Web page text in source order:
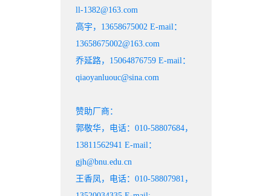
ll-1382@163.com
高宇，13658675002 E-mail：
13658675002@163.com
乔延路，15064876759 E-mail：
qiaoyanluouc@sina.com
赞助厂商：
郭敬华，电话：010-58807684，
13811562941 E-mail：
gjh@bnu.edu.cn
王香凤，电话：010-58807981，